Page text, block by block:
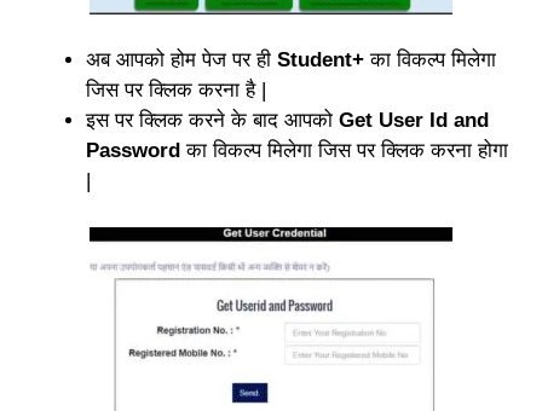
अब आपको होम पेज पर ही Student+का विकल्प मिलेगा
जिस पर क्लिक करना है |
इस पर क्लिक करने के बाद आपको Get User Id and
Password का विकल्प मिलेगा जिस पर क्लिक करना होगा